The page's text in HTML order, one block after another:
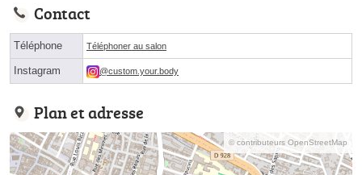
Contact
Téléphone Téléphoner au salon
Instagram @custom.your.body
Plan et adresse
© contributeurs OpenStreetMap